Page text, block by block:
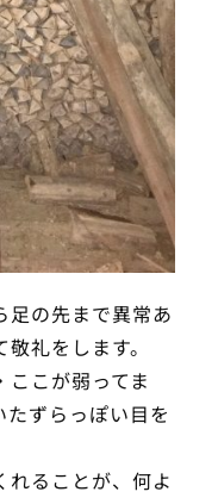
足の先まで異常あ
礼をします。
こが弱ってま
ずらっぽい目を
ることが、何よ